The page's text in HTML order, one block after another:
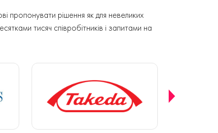
пропонувати рішення як для невеликих
тисяч співробітників і запитами на